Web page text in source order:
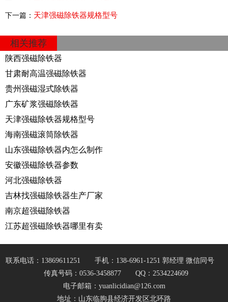
下一篇： 天津强磁除铁器规格型号
相关推荐
陕西强磁除铁器
甘肃耐高温强磁除铁器
贵州强磁湿式除铁器
广东矿浆强磁除铁器
天津强磁除铁器规格型号
海南强磁滚筒除铁器
山东强磁除铁器内怎么制作
安徽强磁除铁器参数
河北强磁除铁器
吉林找强磁除铁器生产厂家
南京超强磁除铁器
江苏超强磁除铁器哪里有卖
联系电话：13869611251 手机：138-6961-1251 郭经理 微信同号
传真号码：0536-3458877 QQ：2534224609
电子邮箱：yuanlicidian@126.com
地址：山东临朐县经济开发区北环路